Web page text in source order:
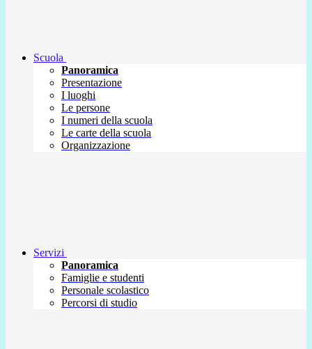
Scuola
Panoramica
Presentazione
I luoghi
Le persone
I numeri della scuola
Le carte della scuola
Organizzazione
Servizi
Panoramica
Famiglie e studenti
Personale scolastico
Percorsi di studio